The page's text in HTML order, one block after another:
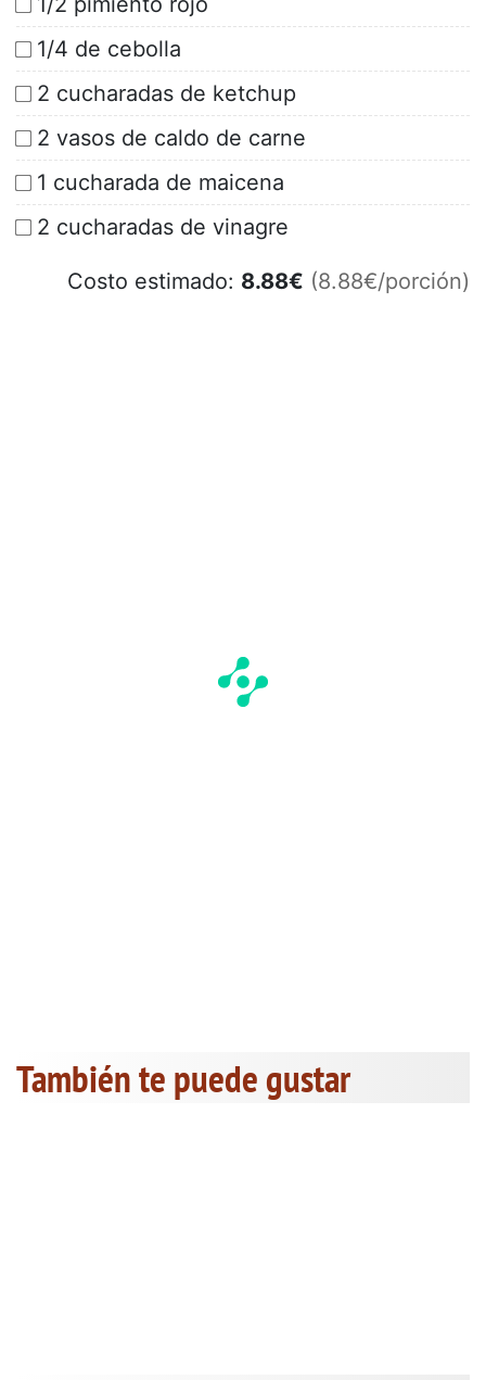
1/4 de cebolla
2 cucharadas de ketchup
2 vasos de caldo de carne
1 cucharada de maicena
2 cucharadas de vinagre
Costo estimado: 8.88€ (8.88€/porción)
También te puede gustar